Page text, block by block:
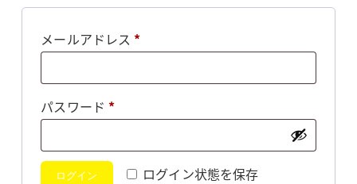
メールアドレス *必
パスワード *必
ログイン状態を保存
ログイン